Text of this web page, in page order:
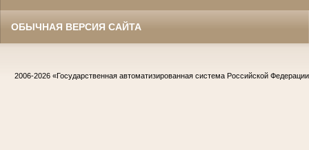
ОБЫЧНАЯ ВЕРСИЯ САЙТА
2006-2026 «Государственная автоматизированная система Российской